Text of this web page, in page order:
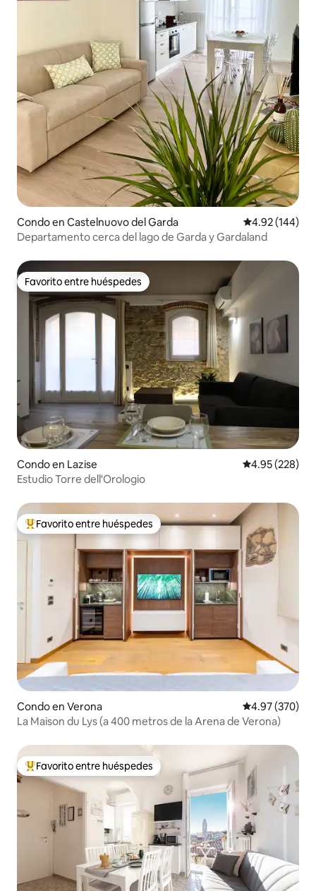
Condo en Castelnuovo del Garda Calificación
4.92 (144)
Departamento cerca del lago de Garda y Gardaland
Favorito entre huéspedes
Favorito entre huéspedes
Condo en Lazise Calificación
4.95 (228)
Estudio Torre dell'Orologio
Favorito entre huéspedes preferido
Favorito entre huéspedes
Condo en Verona Calificación
4.97 (370)
La Maison du Lys (a 400 metros de la Arena de Verona)
Favorito entre huéspedes preferido
Favorito entre huéspedes